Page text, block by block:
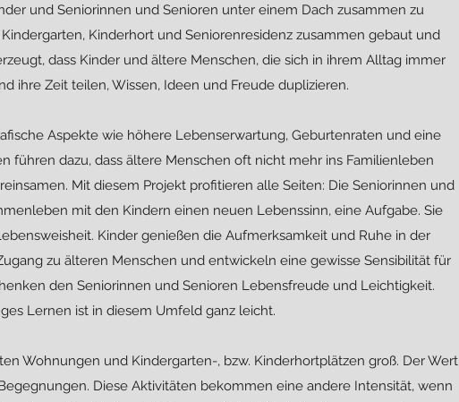
und Seniorinnen und Senioren unter einem Dach zusammen zu
Kinderhort und Seniorenresidenz zusammen gebaut und
dass Kinder und ältere Menschen, die sich in ihrem Alltag immer
ihre Zeit teilen, Wissen, Ideen und Freude duplizieren.
Aspekte wie höhere Lebenserwartung, Geburtenraten und eine
führen dazu, dass ältere Menschen oft nicht mehr ins Familienleben
Mit diesem Projekt profitieren alle Seiten: Die Seniorinnen und
mit den Kindern einen neuen Lebenssinn, eine Aufgabe. Sie
Kinder genießen die Aufmerksamkeit und Ruhe in der
zu älteren Menschen und entwickeln eine gewisse Sensibilität für
den Seniorinnen und Senioren Lebensfreude und Leichtigkeit.
Lernen ist in diesem Umfeld ganz leicht.
Wohnungen und Kindergarten-, bzw. Kinderhortplätzen groß. Der Wert
Diese Aktivitäten bekommen eine andere Intensität, wenn